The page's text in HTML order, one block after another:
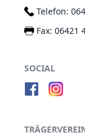
Telefon:
Fax: 06421
SOCIAL